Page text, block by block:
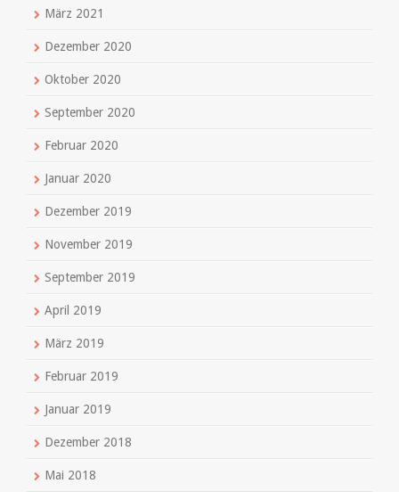
März 2021
Dezember 2020
Oktober 2020
September 2020
Februar 2020
Januar 2020
Dezember 2019
November 2019
September 2019
April 2019
März 2019
Februar 2019
Januar 2019
Dezember 2018
Mai 2018